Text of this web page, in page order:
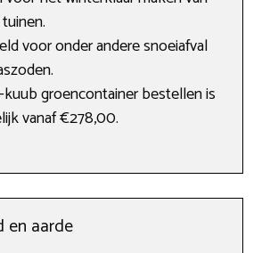
voor onder andere snoeiafval
kuub groencontainer bestellen is
vanaf €278,00.
en aarde